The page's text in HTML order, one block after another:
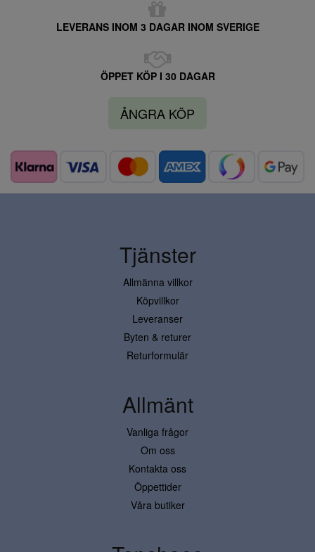
LEVERANS INOM 3 DAGAR INOM SVERIGE
ÖPPET KÖP I 30 DAGAR
ÅNGRA KÖP
Tjänster
Allmänna villkor
Köpvillkor
Leveranser
Byten & returer
Returformulär
Allmänt
Vanliga frågor
Om oss
Kontakta oss
Öppettider
Våra butiker